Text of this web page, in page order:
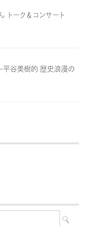
トーク＆コンサート
平谷美樹的 歴史浪漫の